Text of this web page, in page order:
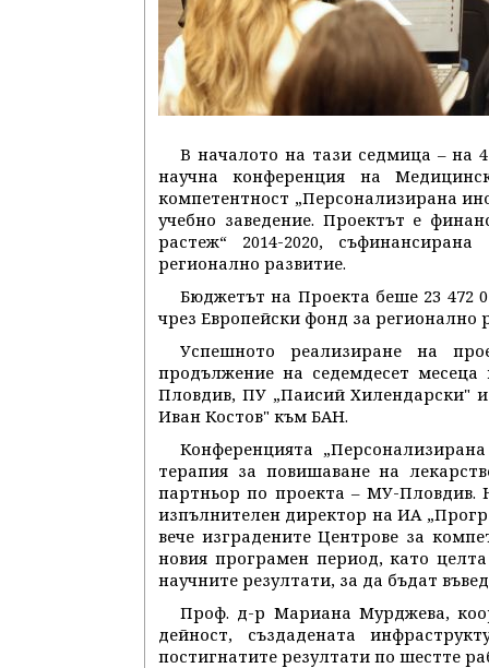
В началото на тази седмица – на
научна конференция на
компетентност „Персонализирана
учебно заведение. Проектът е
растеж“ 2014-2020,
регионално развитие.
Бюджетът на Проекта беше 23 472
чрез Европейски фонд за регионално
Успешното реализиране на
продължение на седемдесет
Пловдив, ПУ „Паисий Хилендарски"
Иван Костов" към БАН.
Конференцията
терапия за повишаване на
партньор по проекта – МУ-Пловдив.
изпълнителен директор на ИА
вече изградените Центрове за
новия програмен период, като
научните резултати, за да бъдат
Проф. д-р Мариана Мурджева,
дейност, създадената
постигнатите резултати по шестте